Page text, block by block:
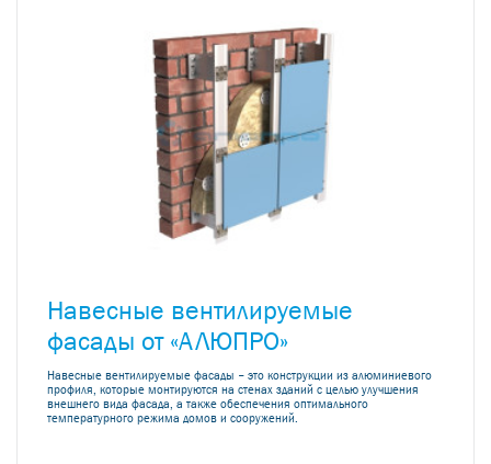
Навесные вентилируемые
фасады от «АЛЮПРО»
Навесные вентилируемые фасады – это конструкции из алюминиевого
профиля, которые монтируются на стенах зданий с целью улучшения
внешнего вида фасада, а также обеспечения оптимального
температурного режима домов и сооружений.